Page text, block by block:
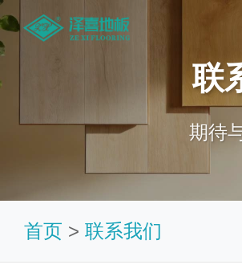
联
期待
首页 > 联系我们